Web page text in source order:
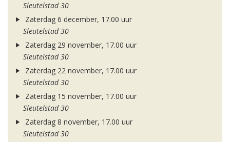
Sleutelstad 30
Zaterdag 6 december, 17.00 uur
Sleutelstad 30
Zaterdag 29 november, 17.00 uur
Sleutelstad 30
Zaterdag 22 november, 17.00 uur
Sleutelstad 30
Zaterdag 15 november, 17.00 uur
Sleutelstad 30
Zaterdag 8 november, 17.00 uur
Sleutelstad 30